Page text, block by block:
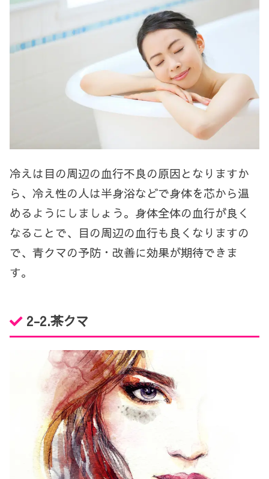
冷えは目の周辺の血行不良の原因となりますか
ら、冷え性の人は半身浴などで身体を芯から温
めるようにしましょう。身体全体の血行が良く
なることで、目の周辺の血行も良くなりますの
で、青クマの予防・改善に効果が期待できま
す。
2-2.茶クマ